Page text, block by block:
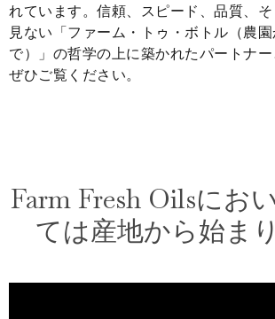
れています。信頼、スピード、品質、
見ない「ファーム・トゥ・ボトル（農園
で）」の哲学の上に築かれたパートナー
ぜひご覧ください。
Farm Fresh Oilsにお
ては産地から始ま